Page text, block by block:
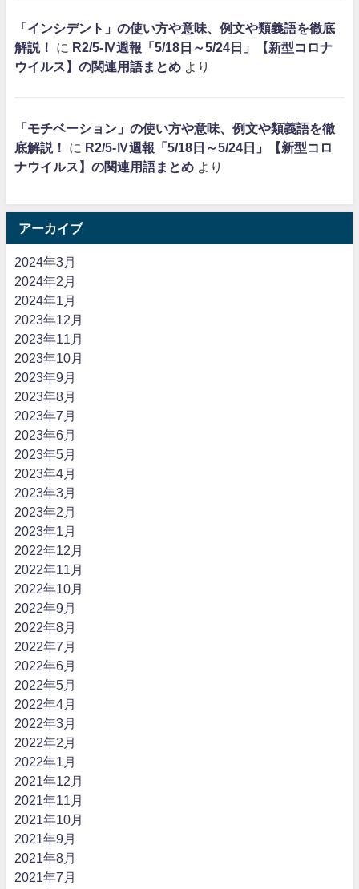
「インシデント」の使い方や意味、例文や類義語を徹底
解説！
に R2/5-Ⅳ週報「5/18日～5/24日」【新型コロナ
ウイルス】の関連用語まとめ より
「モチベーション」の使い方や意味、例文や類義語を徹
底解説！
に R2/5-Ⅳ週報「5/18日～5/24日」【新型コロ
ナウイルス】の関連用語まとめ より
アーカイブ
2024年3月
2024年2月
2024年1月
2023年12月
2023年11月
2023年10月
2023年9月
2023年8月
2023年7月
2023年6月
2023年5月
2023年4月
2023年3月
2023年2月
2023年1月
2022年12月
2022年11月
2022年10月
2022年9月
2022年8月
2022年7月
2022年6月
2022年5月
2022年4月
2022年3月
2022年2月
2022年1月
2021年12月
2021年11月
2021年10月
2021年9月
2021年8月
2021年7月